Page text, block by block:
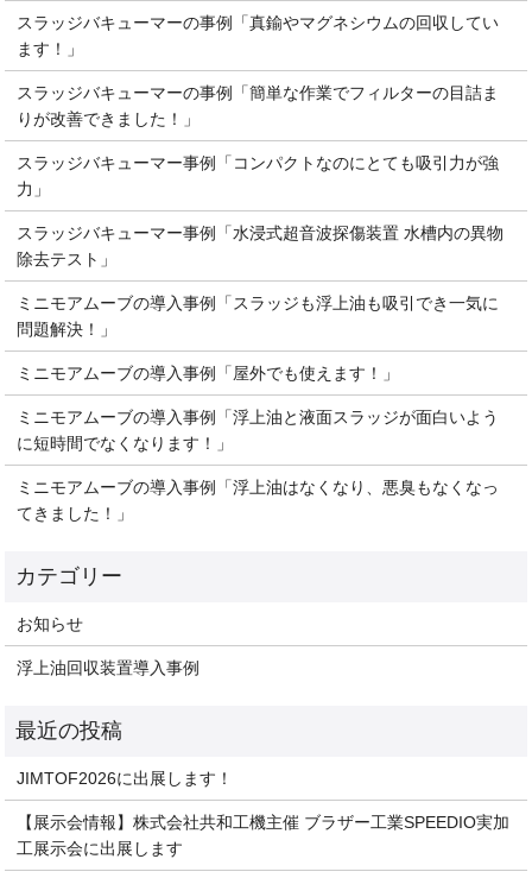
スラッジバキューマーの事例「真鍮やマグネシウムの回収してい
ます！」
スラッジバキューマーの事例「簡単な作業でフィルターの目詰ま
りが改善できました！」
スラッジバキューマー事例「コンパクトなのにとても吸引力が強
力」
スラッジバキューマー事例「水浸式超音波探傷装置 水槽内の異物
除去テスト」
ミニモアムーブの導入事例「スラッジも浮上油も吸引でき一気に
問題解決！」
ミニモアムーブの導入事例「屋外でも使えます！」
ミニモアムーブの導入事例「浮上油と液面スラッジが面白いよう
に短時間でなくなります！」
ミニモアムーブの導入事例「浮上油はなくなり、悪臭もなくなっ
てきました！」
お知らせ
浮上油回収装置導入事例
JIMTOF2026に出展します！
【展示会情報】株式会社共和工機主催 ブラザー工業SPEEDIO実加
工展示会に出展します